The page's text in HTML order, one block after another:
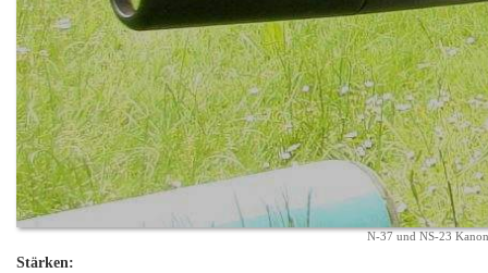
N-37 und NS-23
Stärken: